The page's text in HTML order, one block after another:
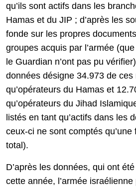
qu’ils sont actifs dans les
Hamas et du JIP ; d’après les
fonde sur les propres
groupes acquis par l’armée
le Guardian n’ont pas pu
données désigne 34.973 de ces
qu’opérateurs du Hamas et
qu’opérateurs du Jihad
listés en tant qu’actifs dans les
ceux-ci ne sont comptés
total).
D’après les données, qui ont
cette année, l’armée israélienne